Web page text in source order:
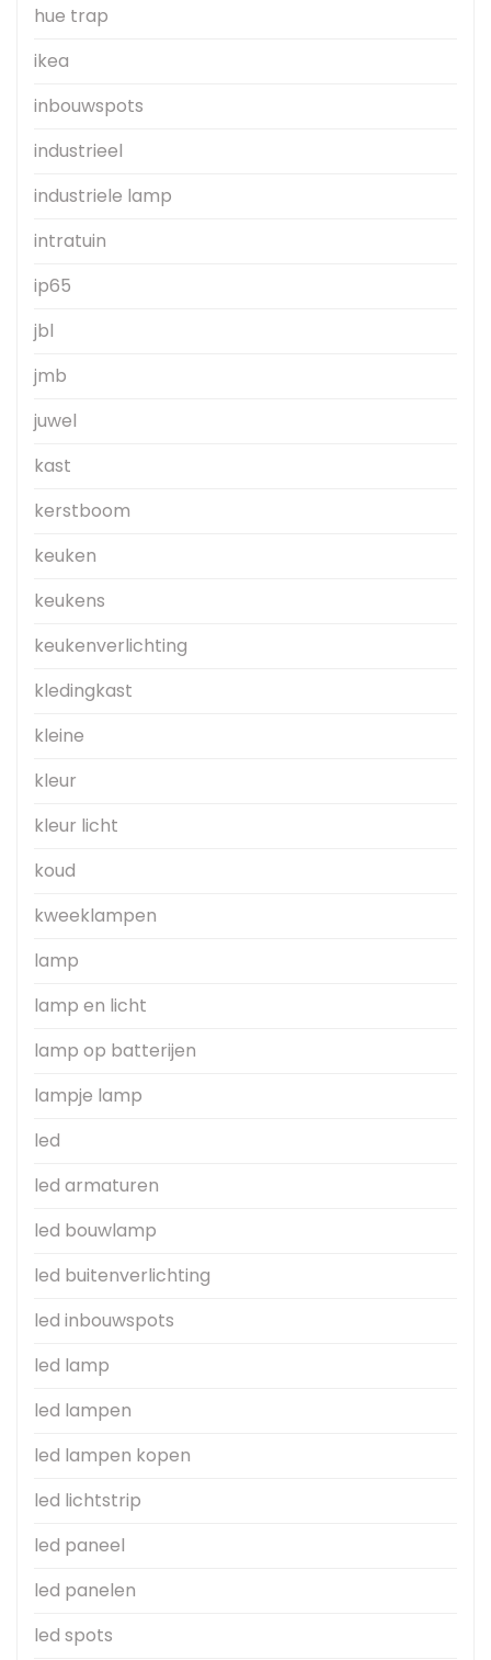
hue trap
ikea
inbouwspots
industrieel
industriele lamp
intratuin
ip65
jbl
jmb
juwel
kast
kerstboom
keuken
keukens
keukenverlichting
kledingkast
kleine
kleur
kleur licht
koud
kweeklampen
lamp
lamp en licht
lamp op batterijen
lampje lamp
led
led armaturen
led bouwlamp
led buitenverlichting
led inbouwspots
led lamp
led lampen
led lampen kopen
led lichtstrip
led paneel
led panelen
led spots